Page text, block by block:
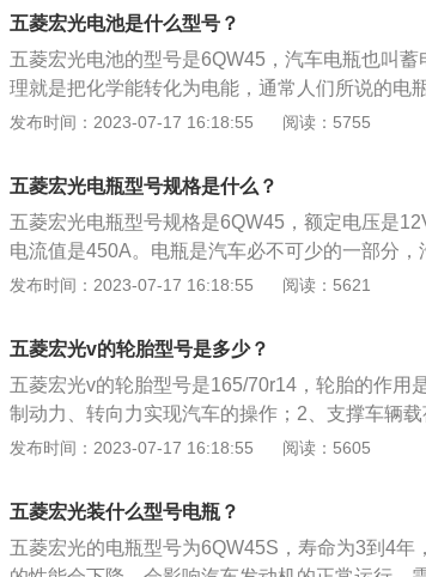
怠速时：向用电设备供电，蓄电池还是一个大容
器。5、当发电机端电压高于铅蓄电池的电动势
储存起来，也就是进行充电。
五菱宏光电池是什么型号？
五菱宏光电池的型号是6QW45，汽车电瓶也叫
理就是把化学能转化为电能，通常人们所说的电
由铅及其氧化物制成，电解液是硫酸溶液的蓄电
弗逊式独立悬架，后悬架是钢板弹簧非独立悬架
最大功率是56kw，最大扭矩是110nm。
发布时间：2023-07-17 16:18:55 阅读：5755
五菱宏光电瓶型号规格是什么？
五菱宏光电瓶型号规格是6QW45，额定电压是
电流值是450A。电瓶是汽车必不可少的一部分
电能的装置，属于直流电源。五菱宏光的车身尺
是钢板弹簧非独立悬架，搭载了1.2l自然吸气发
率是56kw，最大扭矩是110nm，与其匹配的是5
发布时间：2023-07-17 16:18:55 阅读：5621
五菱宏光v的轮胎型号是多少？
五菱宏光v的轮胎型号是165/70r14，轮胎的作用
制动力、转向力实现汽车的操作；2、支撑车辆
程的震动和冲击力，避免剧烈的震动损坏汽车零
850mm，油箱容积为45l。2020款五菱宏光v前悬
是钢板弹簧非独立悬架，其搭载了1.2l自然吸气
功率是56kw，最大扭矩是110nm，与其匹配的
发布时间：2023-07-17 16:18:55 阅读：5605
五菱宏光装什么型号电瓶？
五菱宏光的电瓶型号为6QW45S，寿命为3到4年